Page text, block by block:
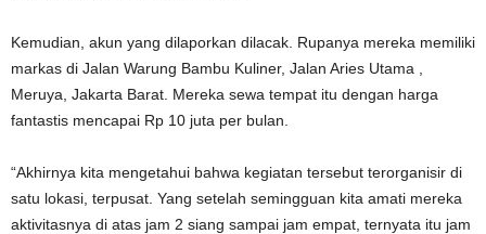
Kemudian, akun yang dilaporkan dilacak. Rupanya mereka memiliki
markas di Jalan Warung Bambu Kuliner, Jalan Aries Utama ,
Meruya, Jakarta Barat. Mereka sewa tempat itu dengan harga
fantastis mencapai Rp 10 juta per bulan.
“Akhirnya kita mengetahui bahwa kegiatan tersebut terorganisir di
satu lokasi, terpusat. Yang setelah semingguan kita amati mereka
aktivitasnya di atas jam 2 siang sampai jam empat, ternyata itu jam